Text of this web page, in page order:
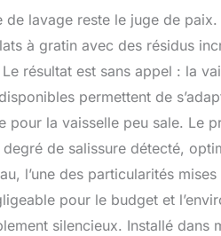
lavage reste le juge de paix.
à gratin avec des résidus
résultat est sans appel : la
permettent de
la vaisselle peu sale. Le
de salissure détecté,
l’une des particularités
pour le budget et
silencieux. Installé dans